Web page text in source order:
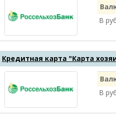
В
Кредитная карта "Карта
В